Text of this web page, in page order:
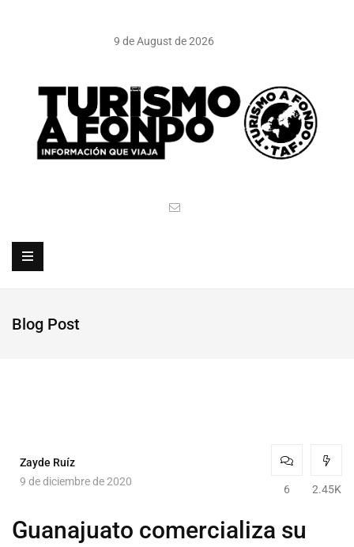
9 de August de 2026
Blog Post
Zayde Ruíz
9 de diciembre de 2020
6 2.45K
Guanajuato comercializa su